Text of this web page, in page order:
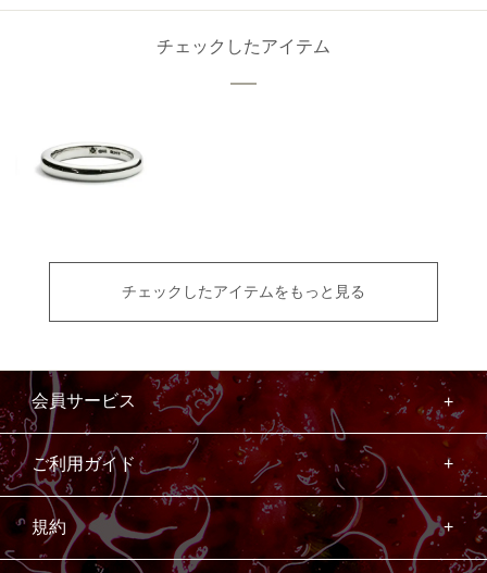
チェックしたアイテム
チェックしたアイテムをもっと見る
会員サービス
ご利用ガイド
規約